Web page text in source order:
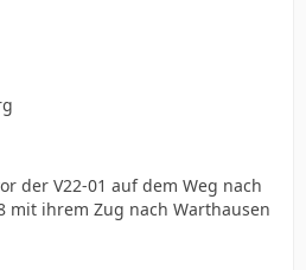
der V22-01 auf dem Weg nach
mit ihrem Zug nach Warthausen